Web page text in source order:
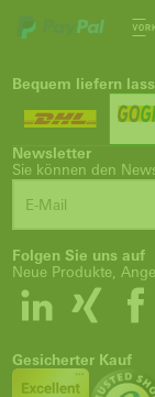
Bequem liefern
Newsletter
Sie können den
Folgen Sie uns auf
Neue Produkte,
Gesicherter Kauf